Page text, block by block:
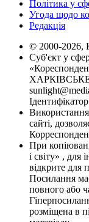
Політика у
Угода щодо
Редакція
© 2000-2026,
Суб'єкт у
ХАРКІВСЬКЕ
Використання
сайті,
При
і світу» , для
відкрите для
Посилання
повного або
розміщена в